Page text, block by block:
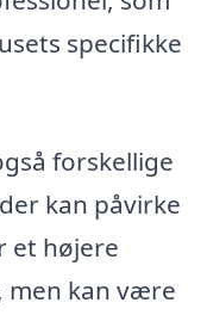
specifikke
forskellige
kan påvirke
et højere
men kan være